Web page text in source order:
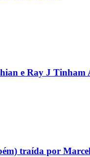
e Ray J
traída por